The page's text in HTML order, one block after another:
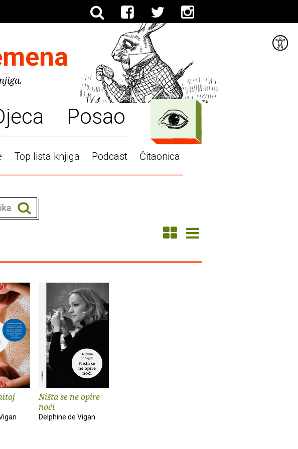
Posao
Top lista knjiga Podcast Čitaonica
Ništa se ne opire
noći
Delphine de Vigan